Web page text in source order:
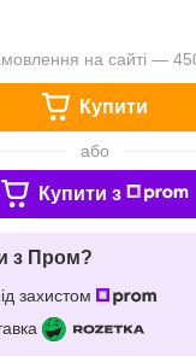
на сайті —
Купити
або
Купити з
з Пром?
захистом